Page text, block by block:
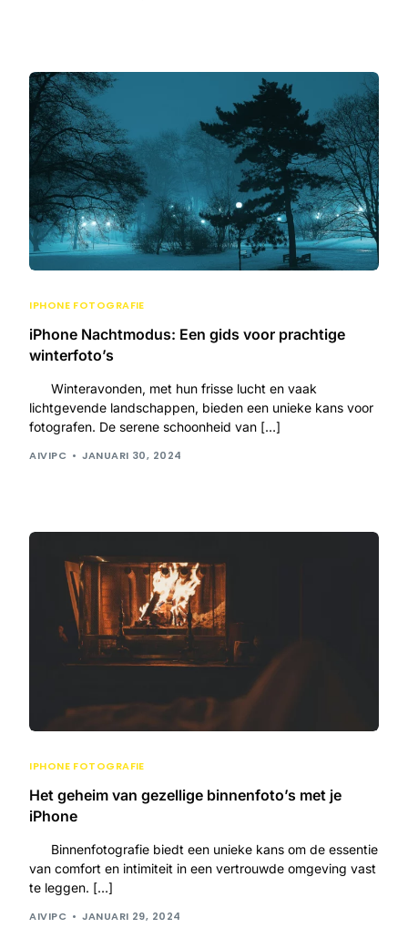
IPHONE FOTOGRAFIE
iPhone Nachtmodus: Een gids voor prachtige
winterfoto’s
Winteravonden, met hun frisse lucht en vaak
lichtgevende landschappen, bieden een unieke kans voor
fotografen. De serene schoonheid van […]
AIVIPC JANUARI 30, 2024
IPHONE FOTOGRAFIE
Het geheim van gezellige binnenfoto’s met je
iPhone
Binnenfotografie biedt een unieke kans om de essentie
van comfort en intimiteit in een vertrouwde omgeving vast
te leggen. […]
AIVIPC JANUARI 29, 2024